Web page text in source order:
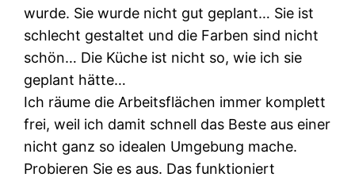
wurde. Sie wurde nicht gut geplant… Sie ist
schlecht gestaltet und die Farben sind nicht
schön… Die Küche ist nicht so, wie ich sie
geplant hätte…
Ich räume die Arbeitsflächen immer komplett
frei, weil ich damit schnell das Beste aus einer
nicht ganz so idealen Umgebung mache.
Probieren Sie es aus. Das funktioniert